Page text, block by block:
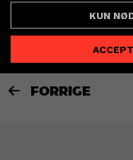
 FORRIGE
KUN